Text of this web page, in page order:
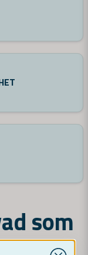
som